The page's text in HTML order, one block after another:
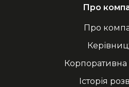
Про
Корпоративна
Історія
Про